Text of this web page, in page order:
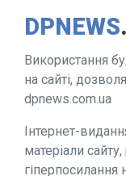
DPNEWS
Використання
на сайті,
dpnews.com.ua
Інтернет-
матеріали
гіперпосилання